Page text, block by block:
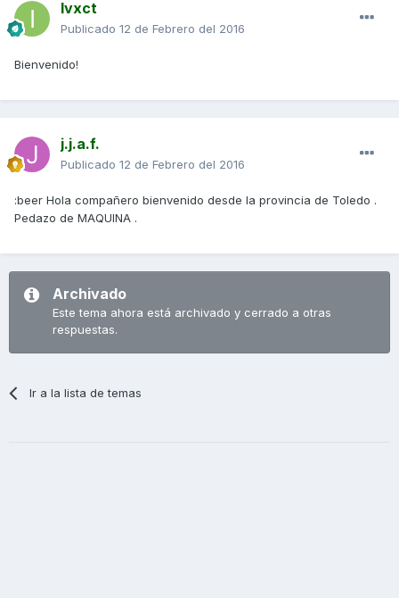
Ivxct
Publicado 12 de Febrero del 2016
Bienvenido!
j.j.a.f.
Publicado 12 de Febrero del 2016
:beer Hola compañero bienvenido desde la provincia de Toledo .
Pedazo de MAQUINA .
Archivado
Este tema ahora está archivado y cerrado a otras
respuestas.
Ir a la lista de temas